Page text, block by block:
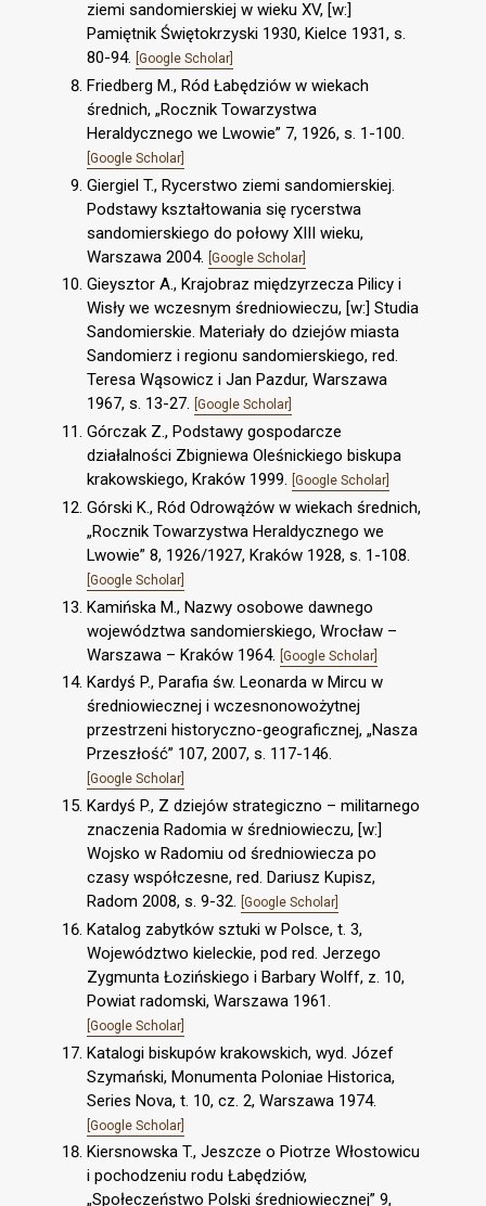
ziemi sandomierskiej w wieku XV, [w:]
Pamiętnik Świętokrzyski 1930, Kielce 1931, s.
80-94. [Google Scholar]
Friedberg M., Ród Łabędziów w wiekach
średnich, „Rocznik Towarzystwa
Heraldycznego we Lwowie” 7, 1926, s. 1-100.
[Google Scholar]
Giergiel T., Rycerstwo ziemi sandomierskiej.
Podstawy kształtowania się rycerstwa
sandomierskiego do połowy XIII wieku,
Warszawa 2004.
[Google Scholar]
Gieysztor A., Krajobraz międzyrzecza Pilicy i
Wisły we wczesnym średniowieczu, [w:] Studia
Sandomierskie. Materiały do dziejów miasta
Sandomierz i regionu sandomierskiego, red.
Teresa Wąsowicz i Jan Pazdur, Warszawa
1967, s. 13-27. [Google Scholar]
Górczak Z., Podstawy gospodarcze
działalności Zbigniewa Oleśnickiego biskupa
krakowskiego, Kraków 1999. [Google Scholar]
Górski K., Ród Odrowążów w wiekach średnich,
„Rocznik Towarzystwa Heraldycznego we
Lwowie” 8, 1926/1927, Kraków 1928, s. 1-108.
[Google Scholar]
Kamińska M., Nazwy osobowe dawnego
województwa sandomierskiego, Wrocław –
Warszawa – Kraków 1964.
[Google Scholar]
Kardyś P., Parafia św. Leonarda w Mircu w
średniowiecznej i wczesnonowożytnej
przestrzeni historyczno-geograficznej, „Nasza
Przeszłość” 107, 2007, s. 117-146.
[Google Scholar]
Kardyś P., Z dziejów strategiczno – militarnego
znaczenia Radomia w średniowieczu, [w:]
Wojsko w Radomiu od średniowiecza po
czasy współczesne, red. Dariusz Kupisz,
Radom 2008, s. 9-32. [Google Scholar]
Katalog zabytków sztuki w Polsce, t. 3,
Województwo kieleckie, pod red. Jerzego
Zygmunta Łozińskiego i Barbary Wolff, z. 10,
Powiat radomski, Warszawa 1961.
[Google Scholar]
Katalogi biskupów krakowskich, wyd. Józef
Szymański, Monumenta Poloniae Historica,
Series Nova, t. 10, cz. 2, Warszawa 1974.
[Google Scholar]
Kiersnowska T., Jeszcze o Piotrze Włostowicu
i pochodzeniu rodu Łabędziów,
„Społeczeństwo Polski średniowiecznej” 9,